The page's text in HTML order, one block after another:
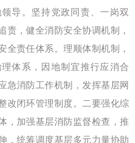
导。坚持党政同责、一岗双
责，健全消防安全协调机制，
全责任体系。理顺体制机制，
体系，因地制宜推行应消合
急消防工作机制，发挥基层网
改闭环管理制度。二要强化综
，加强基层消防监督检查，推
，统筹调度基层多元力量协助